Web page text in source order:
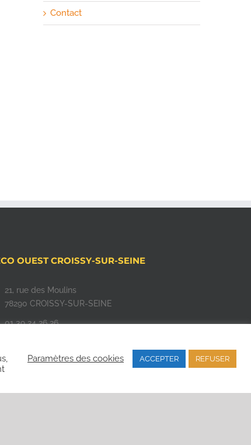
Contact
OUEST CROISSY-SUR-SEINE
21, rue des Moulins
78290 CROISSY-SUR-SEINE
01 39 24 26 26
Paramètres des cookies ACCEPTER REFUSER